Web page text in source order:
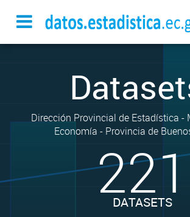
Dirección Provincial de Estadística -
Economía - Provincia de
221
DATASETS